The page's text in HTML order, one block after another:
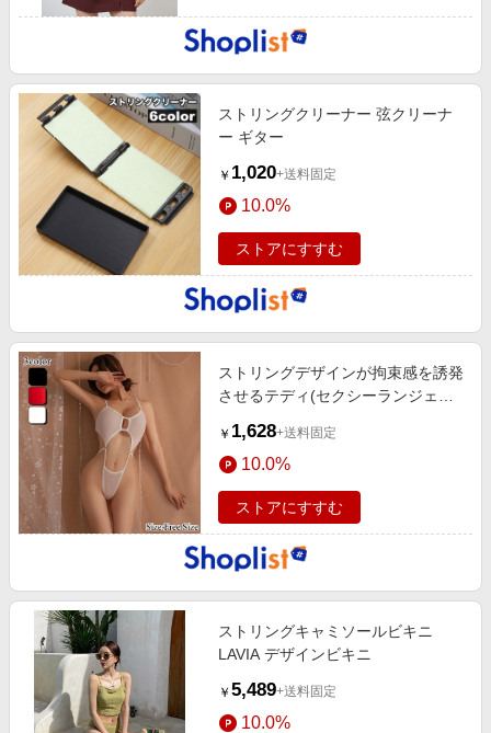
ストリングクリーナー 弦クリーナ
ー ギター
￥ 1,020+送料固定
10.0%
ストアにすすむ
ストリングデザインが拘束感を誘発
させるテディ(セクシーランジェリ
￥ 1,628+送料固定
10.0%
ストアにすすむ
ストリングキャミソールビキニ
LAVIA デザインビキニ
￥ 5,489+送料固定
10.0%